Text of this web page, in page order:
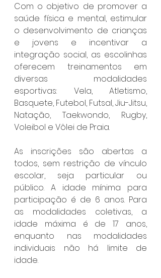
Com o objetivo de promover a
saúde física e mental, estimular
o desenvolvimento de crianças
e jovens e incentivar a
integração social, as escolinhas
oferecem treinamentos em
diversas modalidades
esportivas: Vela, Atletismo,
Basquete, Futebol, Futsal, Jiu-Jitsu,
Natação, Taekwondo, Rugby,
Voleibol e Vôlei de Praia.
As inscrições são abertas a
todos, sem restrição de vínculo
escolar, seja particular ou
público. A idade mínima para
participação é de 6 anos. Para
as modalidades coletivas, a
idade máxima é de 17 anos,
enquanto nas modalidades
individuais não há limite de
idade.